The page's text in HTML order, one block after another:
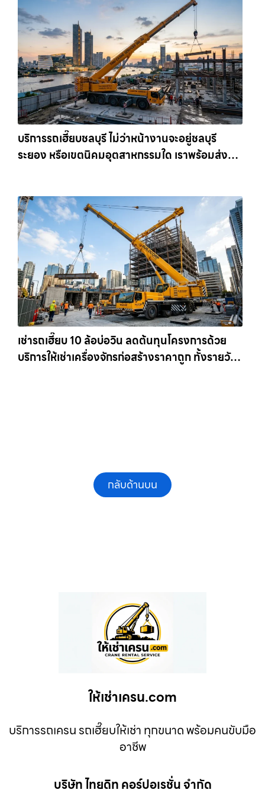
บริการรถเฮี๊ยบชลบุรี ไม่ว่าหน้างานจะอยู่ชลบุรี
ระยอง หรือเขตนิคมอุตสาหกรรมใด เราพร้อมส่งรถ
เช่ารถเฮี๊ยบ 10 ล้อบ่อวิน ลดต้นทุนโครงการด้วย
บริการให้เช่าเครื่องจักรก่อสร้างราคาถูก ทั้งรายวัน
กลับด้านบน
ให้เช่าเครน.com
บริการรถเครน รถเฮี๊ยบให้เช่า ทุกขนาด พร้อมคนขับมือ
อาชีพ
บริษัท ไทยดิท คอร์ปอเรชั่น จำกัด